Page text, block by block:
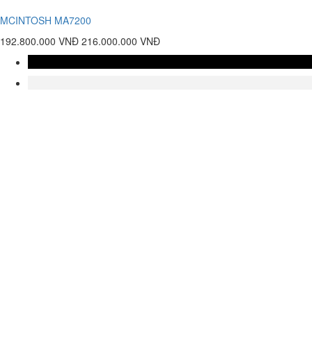
MCINTOSH MA7200
192.800.000 VNĐ 216.000.000 VNĐ